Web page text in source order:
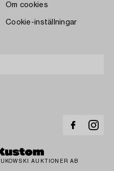
Om cookies
Cookie-inställningar
AUKTIONER AB